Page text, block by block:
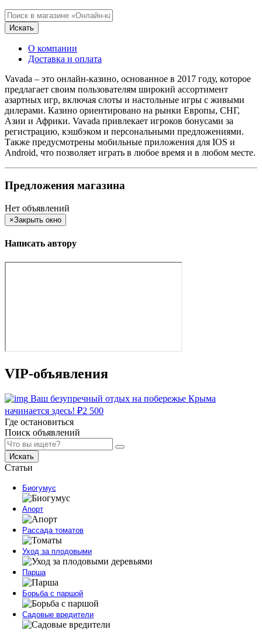
Искать
О компании
Доставка и оплата
Vavada – это онлайн-казино, основанное в 2017 году, которое
предлагает своим пользователям широкий ассортимент
азартных игр, включая слоты и настольные игры c живыми
дилерами. Казино ориентировано на рынки Европы, СНГ,
Азии и Африки. Vavada привлекает игроков бонусами за
регистрацию, кэшбэком и персональными предложениями.
Также предусмотрены мобильные приложения для IOS и
Android, что позволяет играть в любое время и в любом месте.
Предложения магазина
Нет объявлений
×Закрыть окно
Написать автору
VIP-объявления
Ваш безупречный отдых на побережье Крыма
начинается здесь! ₽2 500
Где остановиться
Поиск объявлений
Искать
Статьи
Биогумус
Апорт
Рассада томатов
Уход за плодовыми
Парша
Борьба с паршой
Садовые вредители